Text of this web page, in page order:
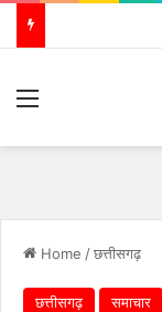
Home /छत्तीसगढ़
छत्तीसगढ़ समाचार